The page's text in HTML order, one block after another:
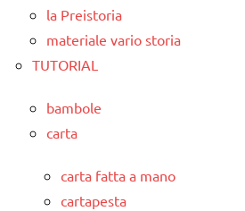
la Preistoria
materiale vario storia
TUTORIAL
bambole
carta
carta fatta a mano
cartapesta